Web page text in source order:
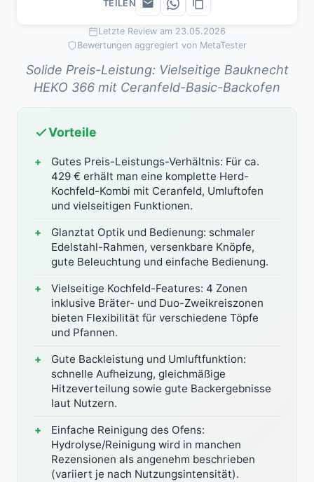
Letzte Review am 23.05.2026
Bewertungen aggregiert von MetaTester
Solide Preis-Leistung: Vielseitige Bauknecht
HEKO 366 mit Ceranfeld-Basic-Backofen
Vorteile
Gutes Preis-Leistungs-Verhältnis: Für ca.
429 € erhält man eine komplette Herd-
Kochfeld-Kombi mit Ceranfeld, Umluftofen
und vielseitigen Funktionen.
Glanztat Optik und Bedienung: schmaler
Edelstahl-Rahmen, versenkbare Knöpfe,
gute Beleuchtung und einfache Bedienung.
Vielseitige Kochfeld-Features: 4 Zonen
inklusive Bräter- und Duo-Zweikreiszonen
bieten Flexibilität für verschiedene Töpfe
und Pfannen.
Gute Backleistung und Umluftfunktion:
schnelle Aufheizung, gleichmäßige
Hitzeverteilung sowie gute Backergebnisse
laut Nutzern.
Einfache Reinigung des Ofens:
Hydrolyse/Reinigung wird in manchen
Rezensionen als angenehm beschrieben
(variiert je nach Nutzungsintensität).
TEILEN